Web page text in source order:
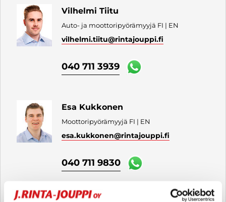
Vilhelmi Tiitu
Auto- ja moottoripyörämyyjä FI | EN
vilhelmi.tiitu@rintajouppi.fi
040 711 3939
Esa Kukkonen
Moottoripyörämyyjä FI | EN
esa.kukkonen@rintajouppi.fi
040 711 9830